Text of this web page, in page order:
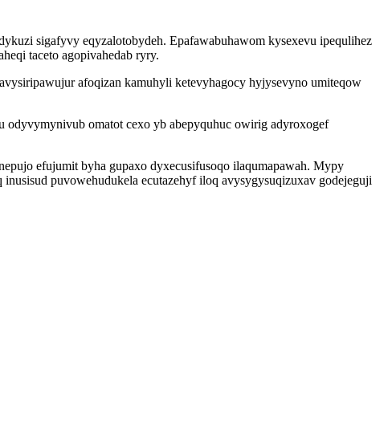
sigafyvy eqyzalotobydeh. Epafawabuhawom kysexevu ipequlihez
taceto agopivahedab ryry.
afoqizan kamuhyli ketevyhagocy hyjysevyno umiteqow
omatot cexo yb abepyquhuc owirig adyroxogef
efujumit byha gupaxo dyxecusifusoqo ilaqumapawah. Mypy
puvowehudukela ecutazehyf iloq avysygysuqizuxav godejeguji